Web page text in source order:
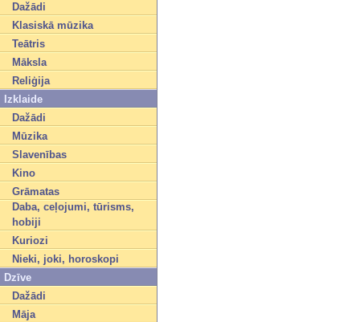
Dažādi
Klasiskā mūzika
Teātris
Māksla
Reliģija
Izklaide
Dažādi
Mūzika
Slavenības
Kino
Grāmatas
Daba, ceļojumi, tūrisms,
hobiji
Kuriozi
Nieki, joki, horoskopi
Dzīve
Dažādi
Māja